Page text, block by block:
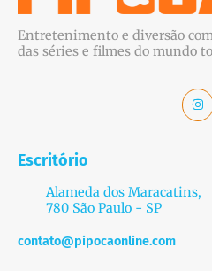
Entretenimento e diversão
das séries e filmes do mundo
Escritório
Alameda dos Maracatins,
780 São Paulo - SP
contato@pipocaonline.com